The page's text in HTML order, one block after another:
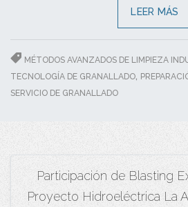
LEER MÁS
MÉTODOS AVANZADOS DE LIMPIEZA
TECNOLOGÍA DE GRANALLADO,
SERVICIO DE GRANALLADO
Participación de Blasting
Proyecto Hidroeléctrica La